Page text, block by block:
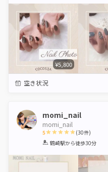
¥5,800
空き状況
momi_nail
momi_nail
5
1 2 3 4 5
(30件)
鶴崎駅から徒歩30分